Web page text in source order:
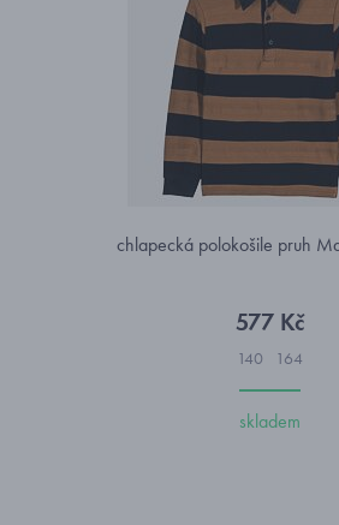
chlapecká polokošile pruh
577 Kč
140 164
skladem